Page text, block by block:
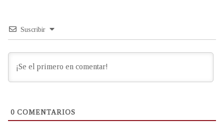
Suscribir
0 COMENTARIOS